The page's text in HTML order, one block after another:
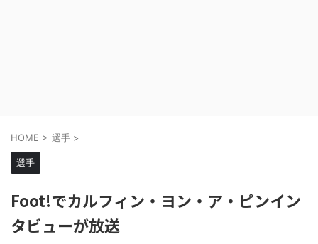
HOME > 選手 >
選手
Foot!でカルフィン・ヨン・ア・ピンイン
タビューが放送